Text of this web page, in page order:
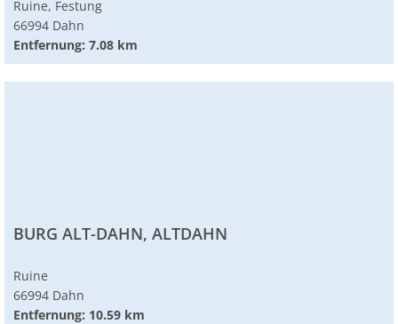
Ruine, Festung
66994 Dahn
Entfernung: 7.08 km
BURG ALT-DAHN, ALTDAHN
Ruine
66994 Dahn
Entfernung: 10.59 km